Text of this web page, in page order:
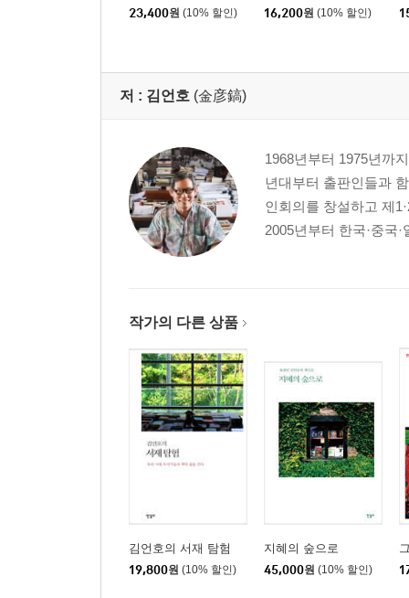
234 군검열을 통과하면서 재생한 『해방전후사의
238 6년 만에 출간된 『해방전후사의 인식』 제2권
247 10년 만에 완간된 『해방전후사의 인식』 전 6
251 “압수된 책 450권 돌려달라”
253 ‘인식’과 ‘재인식’의 충돌
257 “해방 이후 가장 큰 영향을 미친 책”
259 아직도 판검사의 입에 오르내리는 ‘불온한 책’
23,400원 (10% 할인) 16,200원 (10% 할인)
저 : 김언호 (金彦鎬)
1968년부터 1975년까
년대부터 출판인들과
인회의를 창설하고 제
2005년부터 한국·중국
작가의 다른 상품
김언호의 서재 탐험
19,800원 (10% 할인)
지혜의 숲으로
45,000원 (10% 할인)